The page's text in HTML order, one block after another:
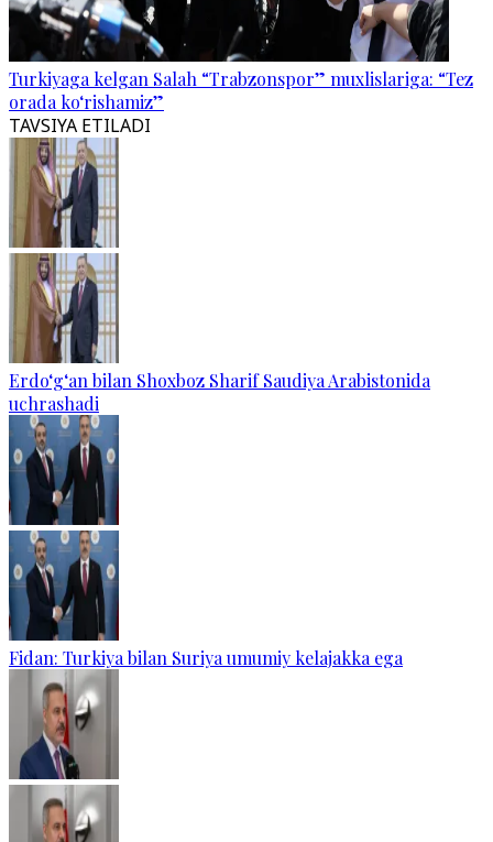
Turkiyaga kelgan Salah “Trabzonspor” muxlislariga: “Tez
orada ko‘rishamiz”
TAVSIYA ETILADI
Erdo‘g‘an bilan Shoxboz Sharif Saudiya Arabistonida
uchrashadi
Fidan: Turkiya bilan Suriya umumiy kelajakka ega